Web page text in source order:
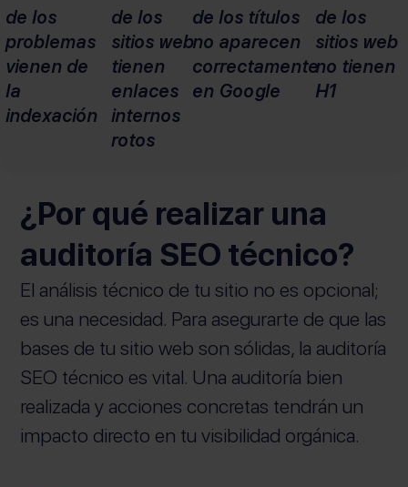
de los
problemas
vienen de
la
indexación
de los
sitios web
tienen
enlaces
internos
rotos
de los títulos
no aparecen
correctamente
en Google
de los
sitios web
no tienen
H1
¿Por qué realizar una
auditoría SEO técnico?
El análisis técnico de tu sitio no es opcional;
es una necesidad. Para asegurarte de que las
bases de tu sitio web son sólidas, la auditoría
SEO técnico es vital. Una auditoría bien
realizada y acciones concretas tendrán un
impacto directo en tu visibilidad orgánica.